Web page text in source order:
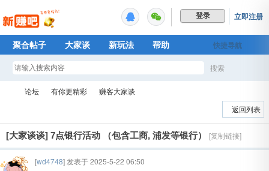
登录 立即注册
快捷导航
聚合帖子 大家谈 新玩法
帮助
Plus权益
搜索
新 »
论坛
›
有你更精彩
›
赚客大家谈
返回列表
[大家谈谈] 7点银行活动 （包含工商, 浦发等银行） [复制链接]
[wd4748] 发表于 2025-5-22 06:50